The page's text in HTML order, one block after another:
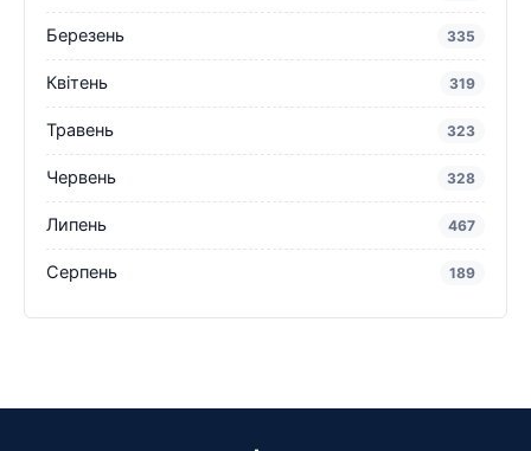
Березень 335
Квітень 319
Травень 323
Червень 328
Липень 467
Серпень 189